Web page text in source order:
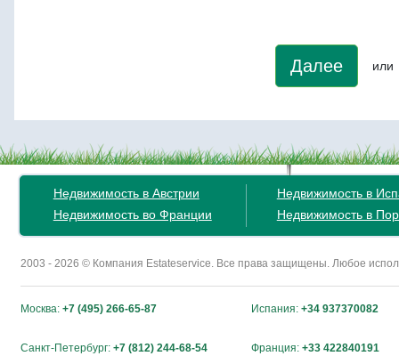
Далее или
Недвижимость в Австрии
Недвижимость во Франции
Недвижимость в
Недвижимость в
2003 - 2026 © Компания Estateservice. Все права защищены. Любое
Москва: +7 (495) 266-65-87 Испания: +34 937370082
Санкт-Петербург: +7 (812) 244-68-54 Франция: +33 422840191